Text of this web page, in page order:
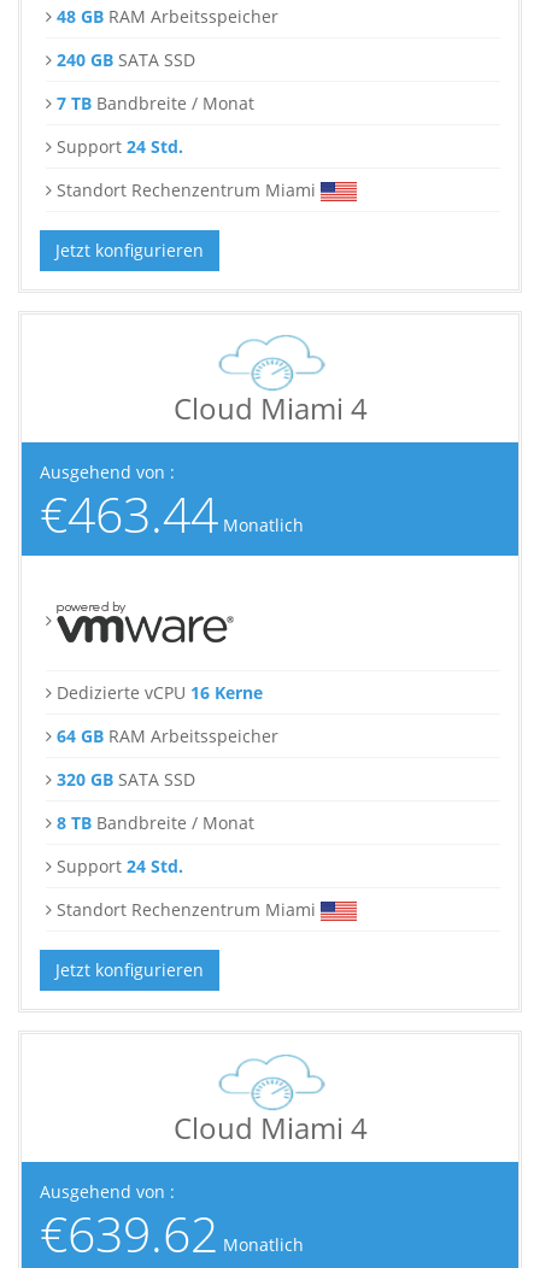
48 GB RAM Arbeitsspeicher
240 GB SATA SSD
7 TB Bandbreite / Monat
Support 24 Std.
Standort Rechenzentrum Miami
Jetzt konfigurieren
Cloud Miami 4
Ausgehend von :
€463.44 Monatlich
Dedizierte vCPU 16 Kerne
64 GB RAM Arbeitsspeicher
320 GB SATA SSD
8 TB Bandbreite / Monat
Support 24 Std.
Standort Rechenzentrum Miami
Jetzt konfigurieren
Cloud Miami 4
Ausgehend von :
€639.62 Monatlich